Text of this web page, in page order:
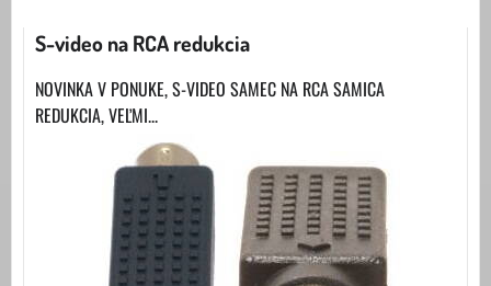
S-video na RCA redukcia
NOVINKA V PONUKE, S-VIDEO SAMEC NA RCA SAMICA
REDUKCIA, VEĽMI...